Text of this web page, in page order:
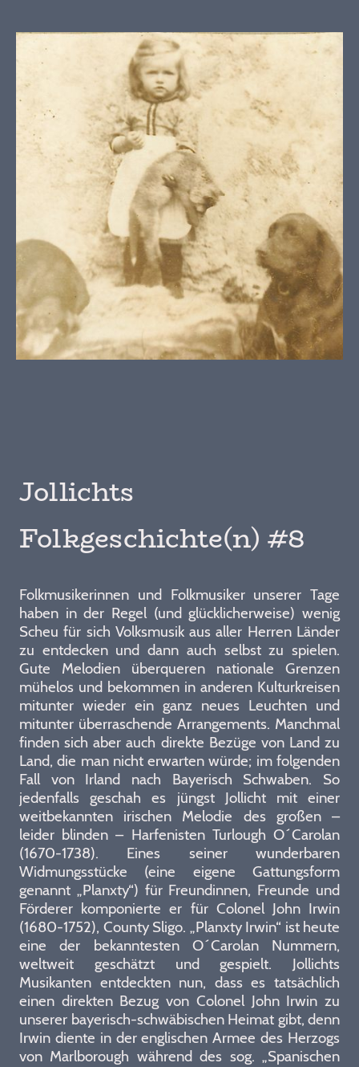
Jollichts
Folkgeschichte(n) #8
Folkmusikerinnen und Folkmusiker unserer Tage
haben in der Regel (und glücklicherweise) wenig
Scheu für sich Volksmusik aus aller Herren Länder
zu entdecken und dann auch selbst zu spielen.
Gute Melodien überqueren nationale Grenzen
mühelos und bekommen in anderen Kulturkreisen
mitunter wieder ein ganz neues Leuchten und
mitunter überraschende Arrangements. Manchmal
finden sich aber auch direkte Bezüge von Land zu
Land, die man nicht erwarten würde; im folgenden
Fall von Irland nach Bayerisch Schwaben. So
jedenfalls geschah es jüngst Jollicht mit einer
weitbekannten irischen Melodie des großen –
leider blinden – Harfenisten Turlough O´Carolan
(1670-1738). Eines seiner wunderbaren
Widmungsstücke (eine eigene Gattungsform
genannt „Planxty“) für Freundinnen, Freunde und
Förderer komponierte er für Colonel John Irwin
(1680-1752), County Sligo. „Planxty Irwin“ ist heute
eine der bekanntesten O´Carolan Nummern,
weltweit geschätzt und gespielt. Jollichts
Musikanten entdeckten nun, dass es tatsächlich
einen direkten Bezug von Colonel John Irwin zu
unserer bayerisch-schwäbischen Heimat gibt, denn
Irwin diente in der englischen Armee des Herzogs
von Marlborough während des sog. „Spanischen